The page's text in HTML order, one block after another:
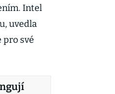
Intel
uvedla
pro své